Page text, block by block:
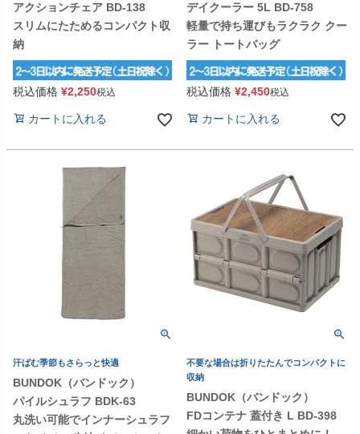
アクションチェア BD-138
スリムにたためるコンパクト収
納
税込価格 ¥2,250税込
カートに入れる
デイクーラー 5L BD-758
軽量で持ち運びもラクラク クー
ラー トートバッグ
税込価格 ¥2,450税込
カートに入れる
汗ばむ季節もさらっと快適
BUNDOK（バンドック）
パイルシュラフ BDK-63
丸洗い可能でインナーシュラフ
不要な場合は折りたたんでコンパクトに
収納
BUNDOK（バンドック）
FDコンテナ 蓋付き L BD-398